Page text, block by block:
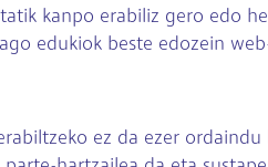
kanpo erabiliz gero edo
edukiok beste edozein
ez da ezer